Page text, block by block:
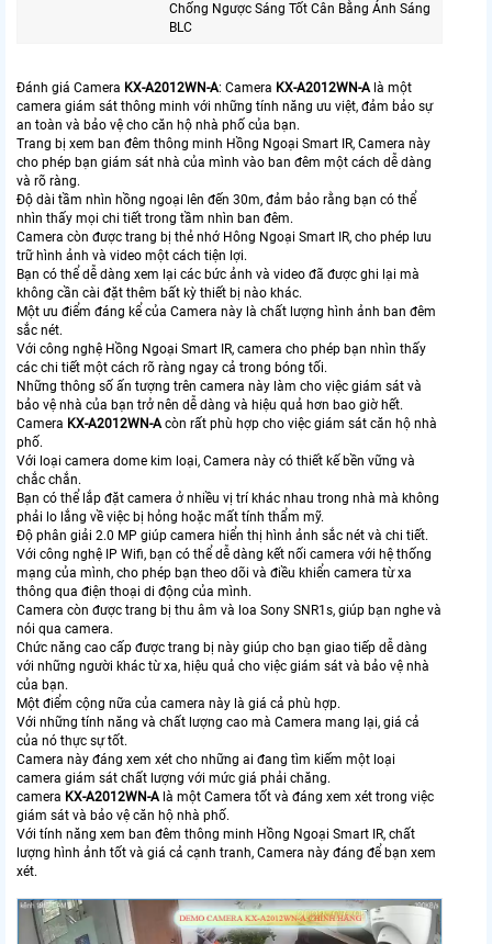
Chống Ngược Sáng Tốt Cân Bằng Ánh Sáng
BLC
Đánh giá Camera KX-A2012WN-A: Camera KX-A2012WN-Alà một
camera giám sát thông minh với những tính năng ưu việt, đảm bảo sự
an toàn và bảo vệ cho căn hộ nhà phố của bạn.
Trang bị xem ban đêm thông minh Hồng Ngoại Smart IR, Camera này
cho phép bạn giám sát nhà của mình vào ban đêm một cách dễ dàng
và rõ ràng.
Độ dài tầm nhìn hồng ngoại lên đến 30m, đảm bảo rằng bạn có thể
nhìn thấy mọi chi tiết trong tầm nhìn ban đêm.
Camera còn được trang bị thẻ nhớ Hông Ngoại Smart IR, cho phép lưu
trữ hình ảnh và video một cách tiện lợi.
Bạn có thể dễ dàng xem lại các bức ảnh và video đã được ghi lại mà
không cần cài đặt thêm bất kỳ thiết bị nào khác.
Một ưu điểm đáng kể của Camera này là chất lượng hình ảnh ban đêm
sắc nét.
Với công nghệ Hồng Ngoại Smart IR, camera cho phép bạn nhìn thấy
các chi tiết một cách rõ ràng ngay cả trong bóng tối.
Những thông số ấn tượng trên camera này làm cho việc giám sát và
bảo vệ nhà của bạn trở nên dễ dàng và hiệu quả hơn bao giờ hết.
Camera KX-A2012WN-Acòn rất phù hợp cho việc giám sát căn hộ nhà
phố.
Với loại camera dome kim loại, Camera này có thiết kế bền vững và
chắc chắn.
Bạn có thể lắp đặt camera ở nhiều vị trí khác nhau trong nhà mà không
phải lo lắng về việc bị hỏng hoặc mất tính thẩm mỹ.
Độ phân giải 2.0 MP giúp camera hiển thị hình ảnh sắc nét và chi tiết.
Với công nghệ IP Wifi, bạn có thể dễ dàng kết nối camera với hệ thống
mạng của mình, cho phép bạn theo dõi và điều khiển camera từ xa
thông qua điện thoại di động của mình.
Camera còn được trang bị thu âm và loa Sony SNR1s, giúp bạn nghe và
nói qua camera.
Chức năng cao cấp được trang bị này giúp cho bạn giao tiếp dễ dàng
với những người khác từ xa, hiệu quả cho việc giám sát và bảo vệ nhà
của bạn.
Một điểm cộng nữa của camera này là giá cả phù hợp.
Với những tính năng và chất lượng cao mà Camera mang lại, giá cả
của nó thực sự tốt.
Camera này đáng xem xét cho những ai đang tìm kiếm một loại
camera giám sát chất lượng với mức giá phải chăng.
camera KX-A2012WN-Alà một Camera tốt và đáng xem xét trong việc
giám sát và bảo vệ căn hộ nhà phố.
Với tính năng xem ban đêm thông minh Hồng Ngoại Smart IR, chất
lượng hình ảnh tốt và giá cả cạnh tranh, Camera này đáng để bạn xem
xét.